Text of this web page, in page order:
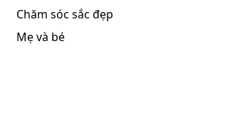
càng sớm càng tốt. Tuy nhiên, nếu gần
hoạch. Lưu ý rằng không nên dùng
có thể gặp các tác dụng không mong
Chăm sóc sắc đẹp
Mẹ và bé